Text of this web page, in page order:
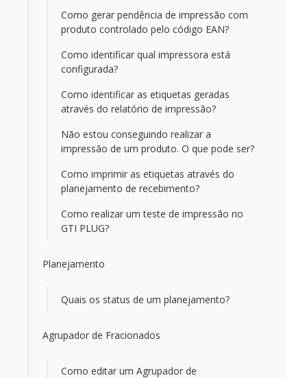
Como gerar pendência de impressão com
produto controlado pelo código EAN?
Como identificar qual impressora está
configurada?
Como identificar as etiquetas geradas
através do relatório de impressão?
Não estou conseguindo realizar a
impressão de um produto. O que pode ser?
Como imprimir as etiquetas através do
planejamento de recebimento?
Como realizar um teste de impressão no
GTI PLUG?
Planejamento
Quais os status de um planejamento?
Agrupador de Fracionados
Como editar um Agrupador de